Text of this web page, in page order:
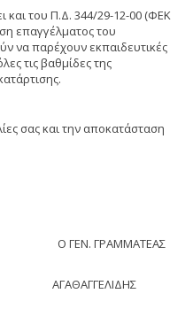
και του Π.Δ. 344/29-12-00 (ΦΕΚ
επαγγέλματος του
να παρέχουν εκπαιδευτικές
τις βαθμίδες της
σας και την αποκατάσταση
ΓΡΑΜΜΑΤΕΑΣ